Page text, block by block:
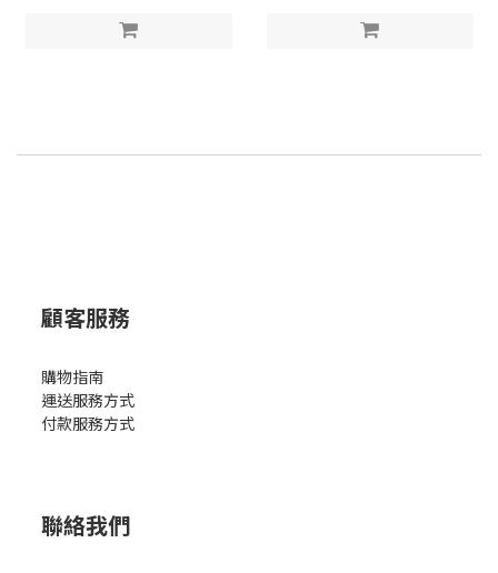
顧客服務
購物指南
運送服務方式
付款服務方式
聯絡我們